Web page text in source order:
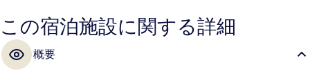
この宿泊施設に関する詳細
概要